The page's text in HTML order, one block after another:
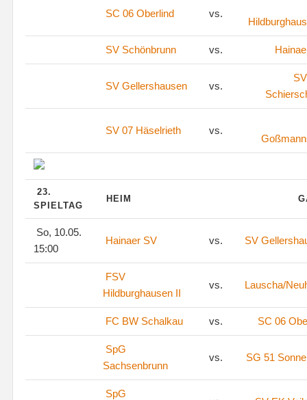
SC 06 Oberlind vs.
SV Schönbrunn vs.
SV Gellershausen vs.
SV 07 Häselrieth vs.
23.
SPIELTAG
HEIM
So, 10.05.
15:00
Hainaer SV vs. SV
FSV
Hildburghausen II
vs. Lauscha/
FC BW Schalkau vs. SC 06
SpG
Sachsenbrunn
vs. SG 51
SpG